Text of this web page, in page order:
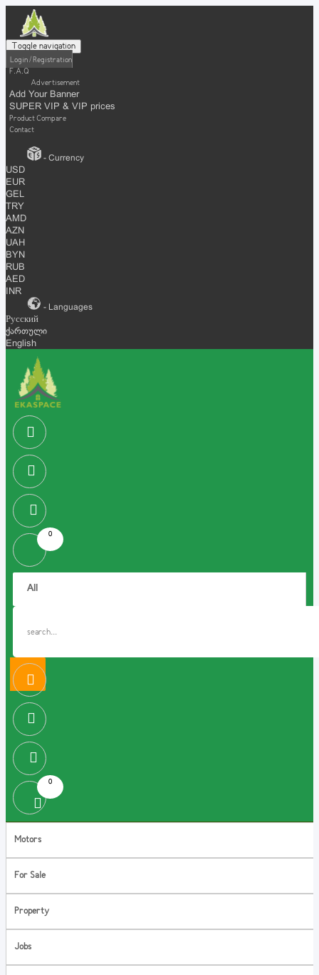
Toggle navigation
Login / Registration
F.A.Q
Advertisement
Add Your Banner
SUPER VIP & VIP prices
Product Compare
Contact
- Currency
USD
EUR
GEL
TRY
AMD
AZN
UAH
BYN
RUB
AED
INR
- Languages
Русский
ქართული
English
0
0
Motors
For Sale
Property
Jobs